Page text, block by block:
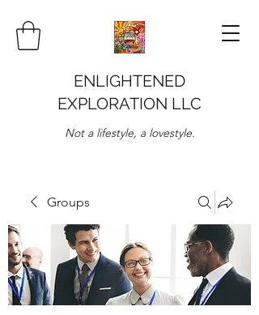
ENLIGHTENED
EXPLORATION LLC
Not a lifestyle, a lovestyle.
Groups